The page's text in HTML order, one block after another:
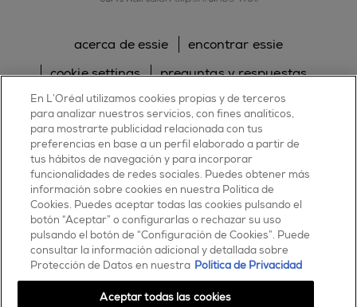
acerca de essie
encontrar essie
cookie settings
preguntas y respuestas
sitemap
contacta con nosotros
política de cookies
política de privacidad
facebooktwitterpinterestyoutube
ESSIE
30, rue d’Alsace – 92300 Levallois-Perret
FRANCE
En L’Oréal utilizamos cookies propias y de terceros
para analizar nuestros servicios, con fines analíticos,
para mostrarte publicidad relacionada con tus
preferencias en base a un perfil elaborado a partir de
tus hábitos de navegación y para incorporar
funcionalidades de redes sociales. Puedes obtener más
información sobre cookies en nuestra Política de
Cookies. Puedes aceptar todas las cookies pulsando el
botón “Aceptar” o configurarlas o rechazar su uso
pulsando el botón de “Configuración de Cookies”. Puede
consultar la información adicional y detallada sobre
Protección de Datos en nuestra Política de Privacidad
Aceptar todas las cookies